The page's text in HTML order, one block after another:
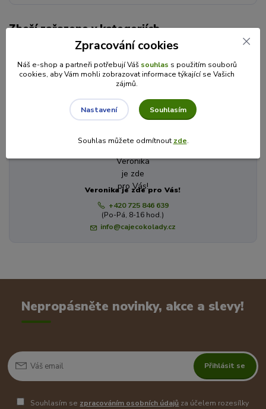
Zboží zařazeno v kategoriích
ČOKOLÁDA A SLADKOSTI
Ořechová másla
Veronika je zde pro Vás!
+420 725 846 639
(Po-Pá, 8-16 hod.)
info@cajecokolady.cz
Nepropásněte novinky, akce a slevy!
Přihlásit se
Souhlasím se zpracováním osobních údajů za účelem rozesílky
Zpracování cookies
Náš e-shop a partneři potřebují Váš souhlas s použitím souborů
cookies, aby Vám mohli zobrazovat informace týkající se Vašich
zájmů.
Nastavení Souhlasím
Souhlas můžete odmítnout zde.